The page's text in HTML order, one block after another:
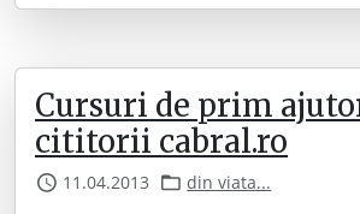
Cursuri de prim
cititorii cabral.ro
11.04.2013 din viata...